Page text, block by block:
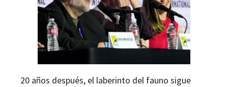
20 años después, el laberinto del fauno sigue